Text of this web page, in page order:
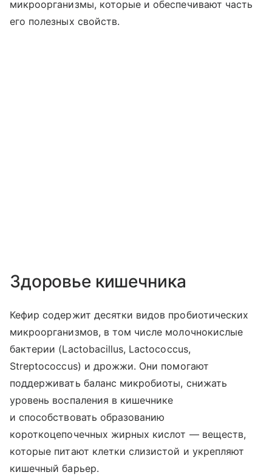
микроорганизмы, которые и обеспечивают часть
его полезных свойств.
Здоровье кишечника
Кефир содержит десятки видов пробиотических
микроорганизмов, в том числе молочнокислые
бактерии (Lactobacillus, Lactococcus,
Streptococcus) и дрожжи. Они помогают
поддерживать баланс микробиоты, снижать
уровень воспаления в кишечнике
и способствовать образованию
короткоцепочечных жирных кислот — веществ,
которые питают клетки слизистой и укрепляют
кишечный барьер.